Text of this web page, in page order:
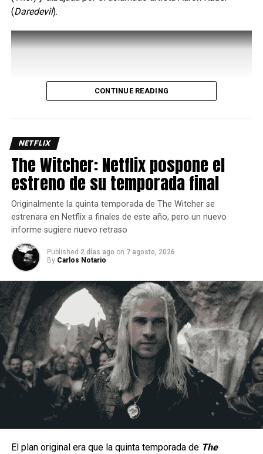
Uno de los aspectos más interesantes de su kit es el
largas y con mayor daño, así que administrar
correctamente este recurso es clave para sacar el máximo
provecho del personaje ya que requiere de dos barras de
energía.
Un estilo arriesgado y difícil de dominar.
Al ser una peleadora cuyo estilo de juego se enfoca en la
constante presión a corta distancia, la hace un personaje
con una jugabilidad muy arriesgada ya que por lo mismo no
hay margen para errores, puesto que una combo fallido
significa una ventana muy corta para recuperarse antes de
(Daredevil).
CONTINUE READING
NETFLIX
The Witcher: Netflix pospone el
estreno de su temporada final
Originalmente la quinta temporada de The Witcher se
estrenara en Netflix a finales de este año, pero un nuevo
informe sugiere nuevo retraso
Published 2 días ago on 7 agosto, 2026
By Carlos Notario
El plan original era que la quinta temporada de The